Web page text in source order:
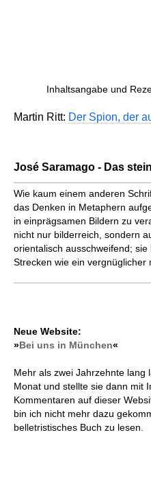
Inhaltsangabe und
Martin Ritt: Der Spion, der
José Saramago - Das
Wie kaum einem anderen
das Denken in Metaphern
in einprägsamen Bildern zu
nicht nur bilderreich, sondern
orientalisch ausschweifend;
Strecken wie ein vergnüglicher
Neue Website:
»Bei uns in München«
Mehr als zwei Jahrzehnte lang
Monat und stellte sie dann mit
Kommentaren auf dieser
bin ich nicht mehr dazu
belletristisches Buch zu lesen.